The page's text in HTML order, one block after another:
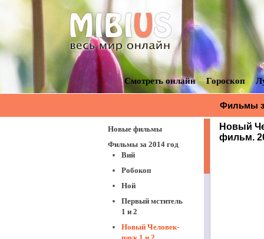
Смотреть онлайн Гороскоп
Фильмы
Новый
фильм.
Новые фильмы
Фильмы за 2014 год
Вий
Робокоп
Ной
Первый мститель
1 и 2
Новый Человек-